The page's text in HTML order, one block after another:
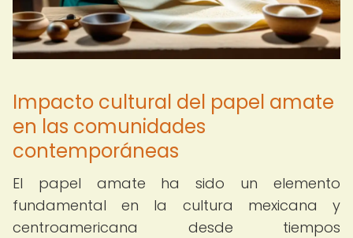
Impacto cultural del papel amate
en las comunidades
contemporáneas
El papel amate ha sido un elemento
fundamental en la cultura mexicana y
centroamericana desde tiempos